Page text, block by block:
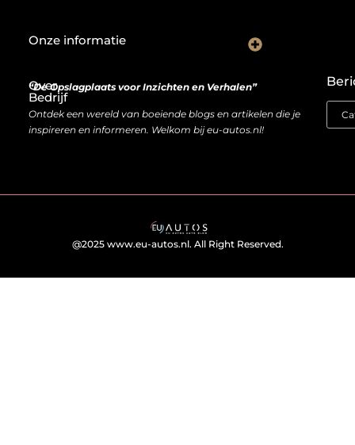
Over
Bedrijf
“De Opslagplaats voor Inzichten en Verhalen”
Ontdek een wereld van boeiende blogs en artikelen die je
inspireren en informeren. Welkom bij eu-autos.nl!
Onze informatie
@2025 www.eu-autos.nl. All Right Reserved.